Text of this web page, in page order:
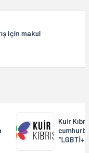
için makul
Kuir
"LGBTİ+